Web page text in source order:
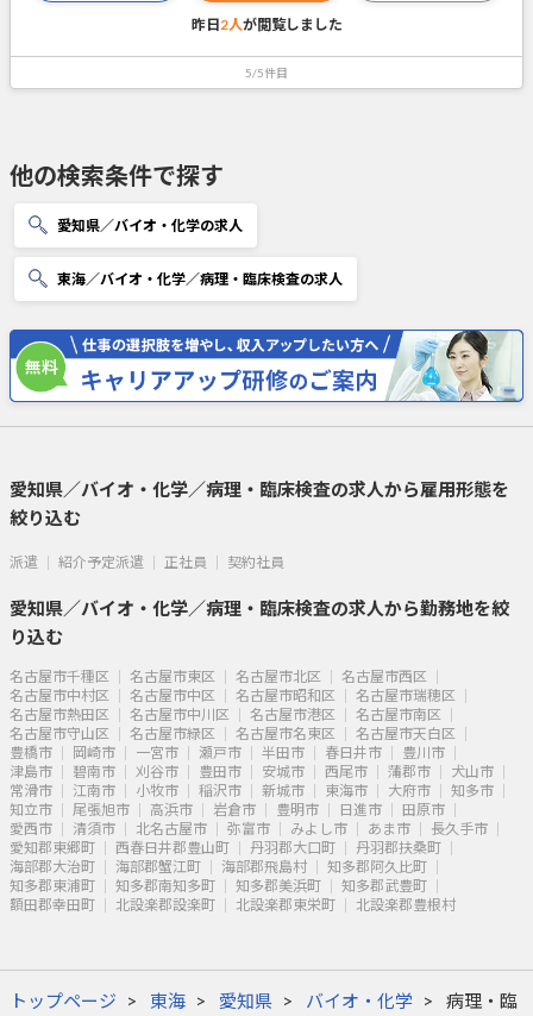
昨日2人が閲覧しました
5/5件目
他の検索条件で探す
愛知県／バイオ・化学の求人
東海／バイオ・化学／病理・臨床検査の求人
愛知県／バイオ・化学／病理・臨床検査の求人から雇用形態を
絞り込む
派遣 紹介予定派遣 正社員 契約社員
愛知県／バイオ・化学／病理・臨床検査の求人から勤務地を絞
り込む
名古屋市千種区 名古屋市東区 名古屋市北区
名古屋市西区
名古屋市中村区
名古屋市中区 名古屋市昭和区
名古屋市瑞穂区
名古屋市熱田区
名古屋市中川区 名古屋市港区
名古屋市南区
名古屋市守山区
名古屋市緑区 名古屋市名東区
名古屋市天白区
豊橋市
岡崎市 一宮市 瀬戸市 半田市 春日井市
豊川市
津島市
碧南市 刈谷市 豊田市 安城市 西尾市 蒲郡市
犬山市
常滑市
江南市 小牧市 稲沢市 新城市 東海市 大府市
知多市
知立市
尾張旭市 高浜市 岩倉市 豊明市 日進市
田原市
愛西市
清須市 北名古屋市 弥富市 みよし市 あま市
長久手市
愛知郡東郷町
西春日井郡豊山町 丹羽郡大口町
丹羽郡扶桑町
海部郡大治町
海部郡蟹江町 海部郡飛島村
知多郡阿久比町
知多郡東浦町
知多郡南知多町 知多郡美浜町
知多郡武豊町
額田郡幸田町
北設楽郡設楽町 北設楽郡東栄町 北設楽郡豊根村
トップページ 東海 愛知県 バイオ・化学 病理・臨